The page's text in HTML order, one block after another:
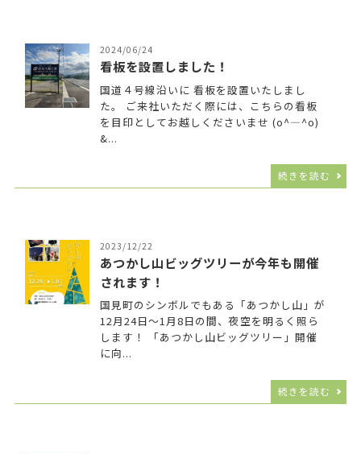
2024/06/24
看板を設置しました！
国道４号線沿いに 看板を設置いたしまし
た。 ご来社いただく際には、こちらの看板
を目印としてお越しくださいませ (o^―^o)
&...
続きを読む
2023/12/22
あつかし山ビッグツリーが今年も開催
されます！
国見町のシンボルでもある「あつかし山」が
12月24日～1月8日の間、夜空を明るく照ら
します！ 「あつかし山ビッグツリー」開催
に向...
続きを読む